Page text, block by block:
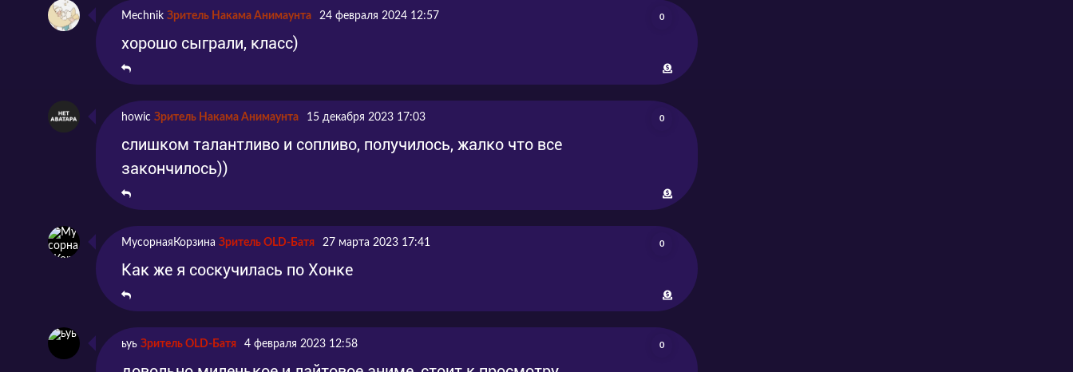
Серия 9
Эпизод 9 2022-09-11
Серия 10
Эпизод 10
Серия 11
Эпизод 11 2022-09-25
2022-09-25
Серия 12
Эпизод 12 2022-10-02
Mechnik Зритель Накама Анимаунта 24 февраля 2024 12:57 0
хорошо сыграли, класс)
howic Зритель Накама Анимаунта 15 декабря 2023 17:03 0
слишком талантливо и сопливо, получилось, жалко что все
закончилось))
МусорнаяКорзина Зритель OLD-Батя 27 марта 2023 17:41 0
Как же я соскучилась по Хонке
ьуь Зритель OLD-Батя 4 февраля 2023 12:58 0